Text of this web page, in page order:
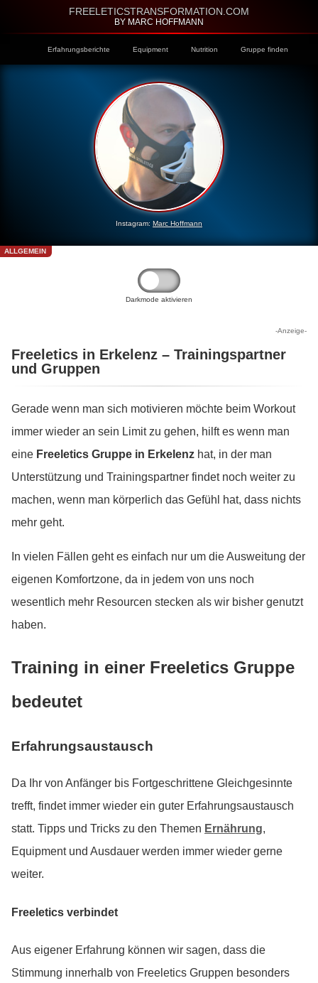
FREELETICSTRANSFORMATION.COM
BY MARC HOFFMANN
Erfahrungsberichte Equipment Nutrition Gruppe finden
Instagram: Marc Hoffmann
ALLGEMEIN
Darkmode aktivieren
-Anzeige-
Freeletics in Erkelenz – Trainingspartner
und Gruppen
Gerade wenn man sich motivieren möchte beim Workout
immer wieder an sein Limit zu gehen, hilft es wenn man
eine Freeletics Gruppe in Erkelenz hat, in der man
Unterstützung und Trainingspartner findet noch weiter zu
machen, wenn man körperlich das Gefühl hat, dass nichts
mehr geht.
In vielen Fällen geht es einfach nur um die Ausweitung der
eigenen Komfortzone, da in jedem von uns noch
wesentlich mehr Resourcen stecken als wir bisher genutzt
haben.
Training in einer Freeletics Gruppe
bedeutet
Erfahrungsaustausch
Da Ihr von Anfänger bis Fortgeschrittene Gleichgesinnte
trefft, findet immer wieder ein guter Erfahrungsaustausch
statt. Tipps und Tricks zu den Themen Ernährung,
Equipment und Ausdauer werden immer wieder gerne
weiter.
Freeletics verbindet
Aus eigener Erfahrung können wir sagen, dass die
Stimmung innerhalb von Freeletics Gruppen besonders